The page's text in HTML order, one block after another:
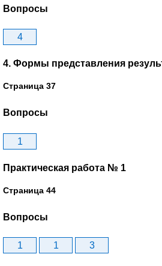
Вопросы
4
4. Формы представления
Страница 37
Вопросы
1
Практическая работа № 1
Страница 44
Вопросы
1 1 3